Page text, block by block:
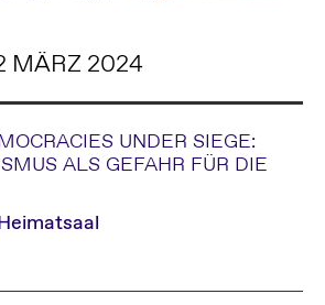
MÄRZ 2024
UNDER SIEGE:
ALS GEFAHR FÜR DIE